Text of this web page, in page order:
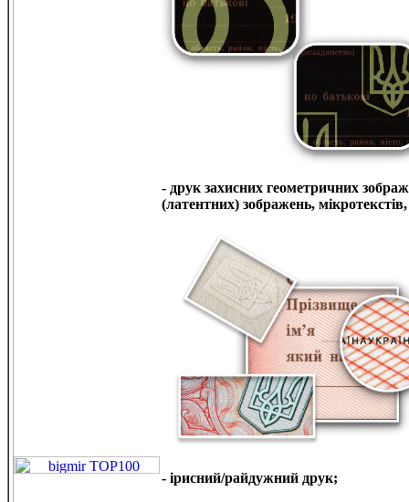
- друк захисних геометричних
(латентних) зображень,
- ірисний/райдужний друк;